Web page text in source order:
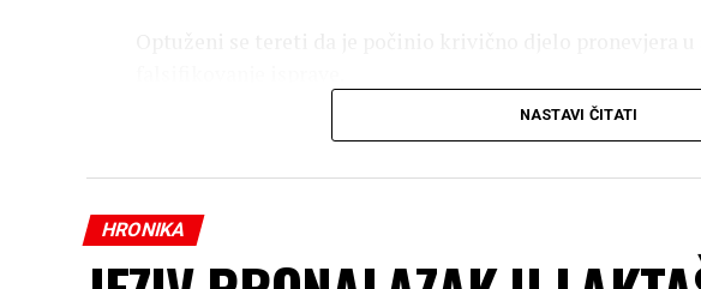
NASTAVI ČITATI
HRONIKA